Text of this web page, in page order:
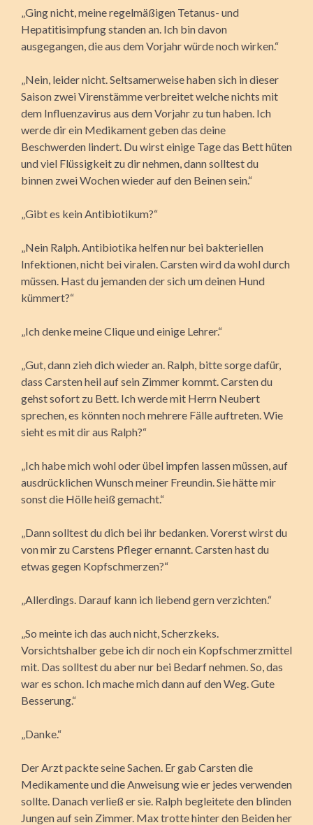
„Ging nicht, meine regelmäßigen Tetanus- und
Hepatitisimpfung standen an. Ich bin davon
ausgegangen, die aus dem Vorjahr würde noch wirken.“
„Nein, leider nicht. Seltsamerweise haben sich in dieser
Saison zwei Virenstämme verbreitet welche nichts mit
dem Influenzavirus aus dem Vorjahr zu tun haben. Ich
werde dir ein Medikament geben das deine
Beschwerden lindert. Du wirst einige Tage das Bett hüten
und viel Flüssigkeit zu dir nehmen, dann solltest du
binnen zwei Wochen wieder auf den Beinen sein.“
„Gibt es kein Antibiotikum?“
„Nein Ralph. Antibiotika helfen nur bei bakteriellen
Infektionen, nicht bei viralen. Carsten wird da wohl durch
müssen. Hast du jemanden der sich um deinen Hund
kümmert?“
„Ich denke meine Clique und einige Lehrer.“
„Gut, dann zieh dich wieder an. Ralph, bitte sorge dafür,
dass Carsten heil auf sein Zimmer kommt. Carsten du
gehst sofort zu Bett. Ich werde mit Herrn Neubert
sprechen, es könnten noch mehrere Fälle auftreten. Wie
sieht es mit dir aus Ralph?“
„Ich habe mich wohl oder übel impfen lassen müssen, auf
ausdrücklichen Wunsch meiner Freundin. Sie hätte mir
sonst die Hölle heiß gemacht.“
„Dann solltest du dich bei ihr bedanken. Vorerst wirst du
von mir zu Carstens Pfleger ernannt. Carsten hast du
etwas gegen Kopfschmerzen?“
„Allerdings. Darauf kann ich liebend gern verzichten.“
„So meinte ich das auch nicht, Scherzkeks.
Vorsichtshalber gebe ich dir noch ein Kopfschmerzmittel
mit. Das solltest du aber nur bei Bedarf nehmen. So, das
war es schon. Ich mache mich dann auf den Weg. Gute
Besserung.“
„Danke.“
Der Arzt packte seine Sachen. Er gab Carsten die
Medikamente und die Anweisung wie er jedes verwenden
sollte. Danach verließ er sie. Ralph begleitete den blinden
Jungen auf sein Zimmer. Max trotte hinter den Beiden her